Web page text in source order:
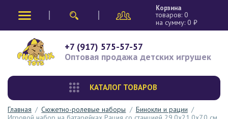
Корзина
товаров: 0
на сумму: 0₽
+7 (917) 575-57-57
Оптовая продажа детских игрушек
КАТАЛОГ ТОВАРОВ
Главная / Сюжетно-ролевые наборы / Бинокли и рации /